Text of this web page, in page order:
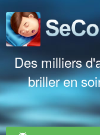
Des milliers
briller en